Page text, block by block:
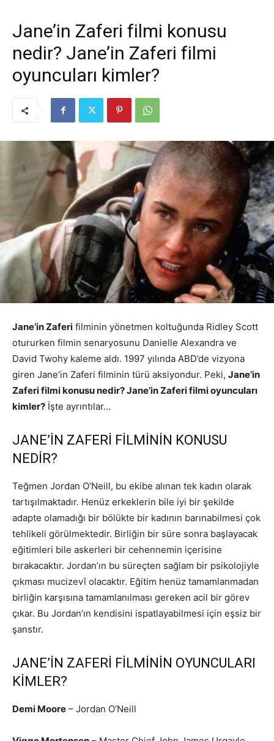
Jane’in Zaferi filmi konusu
nedir? Jane’in Zaferi filmi
oyuncuları kimler?
Jane’in Zaferi filminin yönetmen koltuğunda Ridley Scott
otururken filmin senaryosunu Danielle Alexandra ve
David Twohy kaleme aldı. 1997 yılında ABD’de vizyona
giren Jane’in Zaferi filminin türü aksiyondur. Peki, Jane’in
Zaferi filmi konusu nedir? Jane’in Zaferi filmi oyuncuları
kimler? İşte ayrıntılar…
JANE’İN ZAFERİ FİLMİNİN KONUSU
NEDİR?
Teğmen Jordan O’Neill, bu ekibe alınan tek kadın olarak
tartışılmaktadır. Henüz erkeklerin bile iyi bir şekilde
adapte olamadığı bir bölükte bir kadının barınabilmesi çok
tehlikeli görülmektedir. Birliğin bir süre sonra başlayacak
eğitimleri bile askerleri bir cehennemin içerisine
bırakacaktır. Jordan’ın bu süreçten sağlam bir psikolojiyle
çıkması mucizevî olacaktır. Eğitim henüz tamamlanmadan
birliğin karşısına tamamlanılması gereken acil bir görev
çıkar. Bu Jordan’ın kendisini ispatlayabilmesi için eşsiz bir
şanstır.
JANE’İN ZAFERİ FİLMİNİN OYUNCULARI
KİMLER?
Demi Moore – Jordan O’Neill